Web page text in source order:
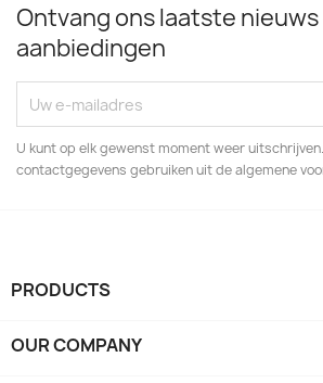
Ontvang ons laatste nieuws
aanbiedingen
U kunt op elk gewenst moment weer
contactgegevens gebruiken uit de algemene
PRODUCTS
OUR COMPANY